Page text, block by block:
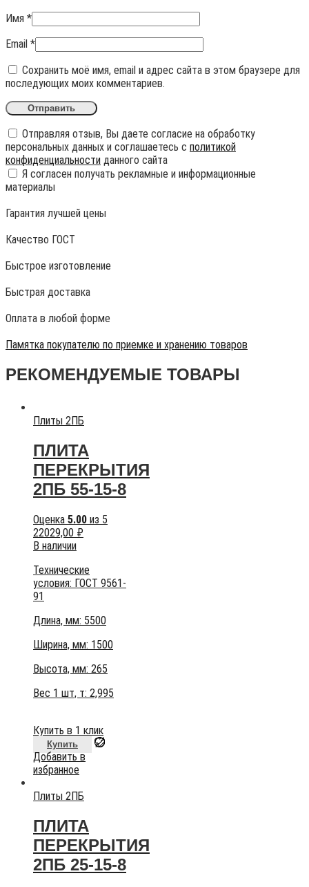
Имя *
Email *
Сохранить моё имя, email и адрес сайта в этом браузере для
последующих моих комментариев.
Отправляя отзыв, Вы даете согласие на обработку
персональных данных и соглашаетесь с политикой
конфиденциальности данного сайта
Я согласен получать рекламные и информационные
материалы
Гарантия лучшей цены
Качество ГОСТ
Быстрое изготовление
Быстрая доставка
Оплата в любой форме
Памятка покупателю по приемке и хранению товаров
РЕКОМЕНДУЕМЫЕ ТОВАРЫ
Плиты 2ПБ
ПЛИТА
ПЕРЕКРЫТИЯ
2ПБ 55-15-8
Оценка 5.00 из 5
22029,00 ₽
В наличии
Технические
условия: ГОСТ 9561-
91
Длина, мм: 5500
Ширина, мм: 1500
Высота, мм: 265
Вес 1 шт, т: 2,995
Купить в 1 клик
Купить
Добавить в
избранное
Плиты 2ПБ
ПЛИТА
ПЕРЕКРЫТИЯ
2ПБ 25-15-8